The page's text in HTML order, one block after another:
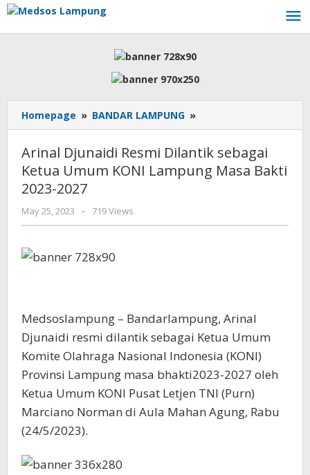
Skip
content
Homepage » BANDAR LAMPUNG »
Djunaidi
Dilantik
sebagai
Lampung
Arinal Djunaidi Resmi Dilantik sebagai
Ketua Umum KONI Lampung Masa Bakti
2023-2027
May 25, 2023
by
AdminML
- 719 Views
Medsoslampung – Bandarlampung, Arinal
Djunaidi resmi dilantik sebagai Ketua Umum
Komite Olahraga Nasional Indonesia (KONI)
Provinsi Lampung masa bhakti2023-2027 oleh
Ketua Umum KONI Pusat Letjen TNI (Purn)
Marciano Norman di Aula Mahan Agung, Rabu
(24/5/2023).